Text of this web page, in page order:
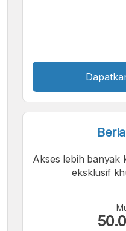
Akses lebih banyak
eksklusif